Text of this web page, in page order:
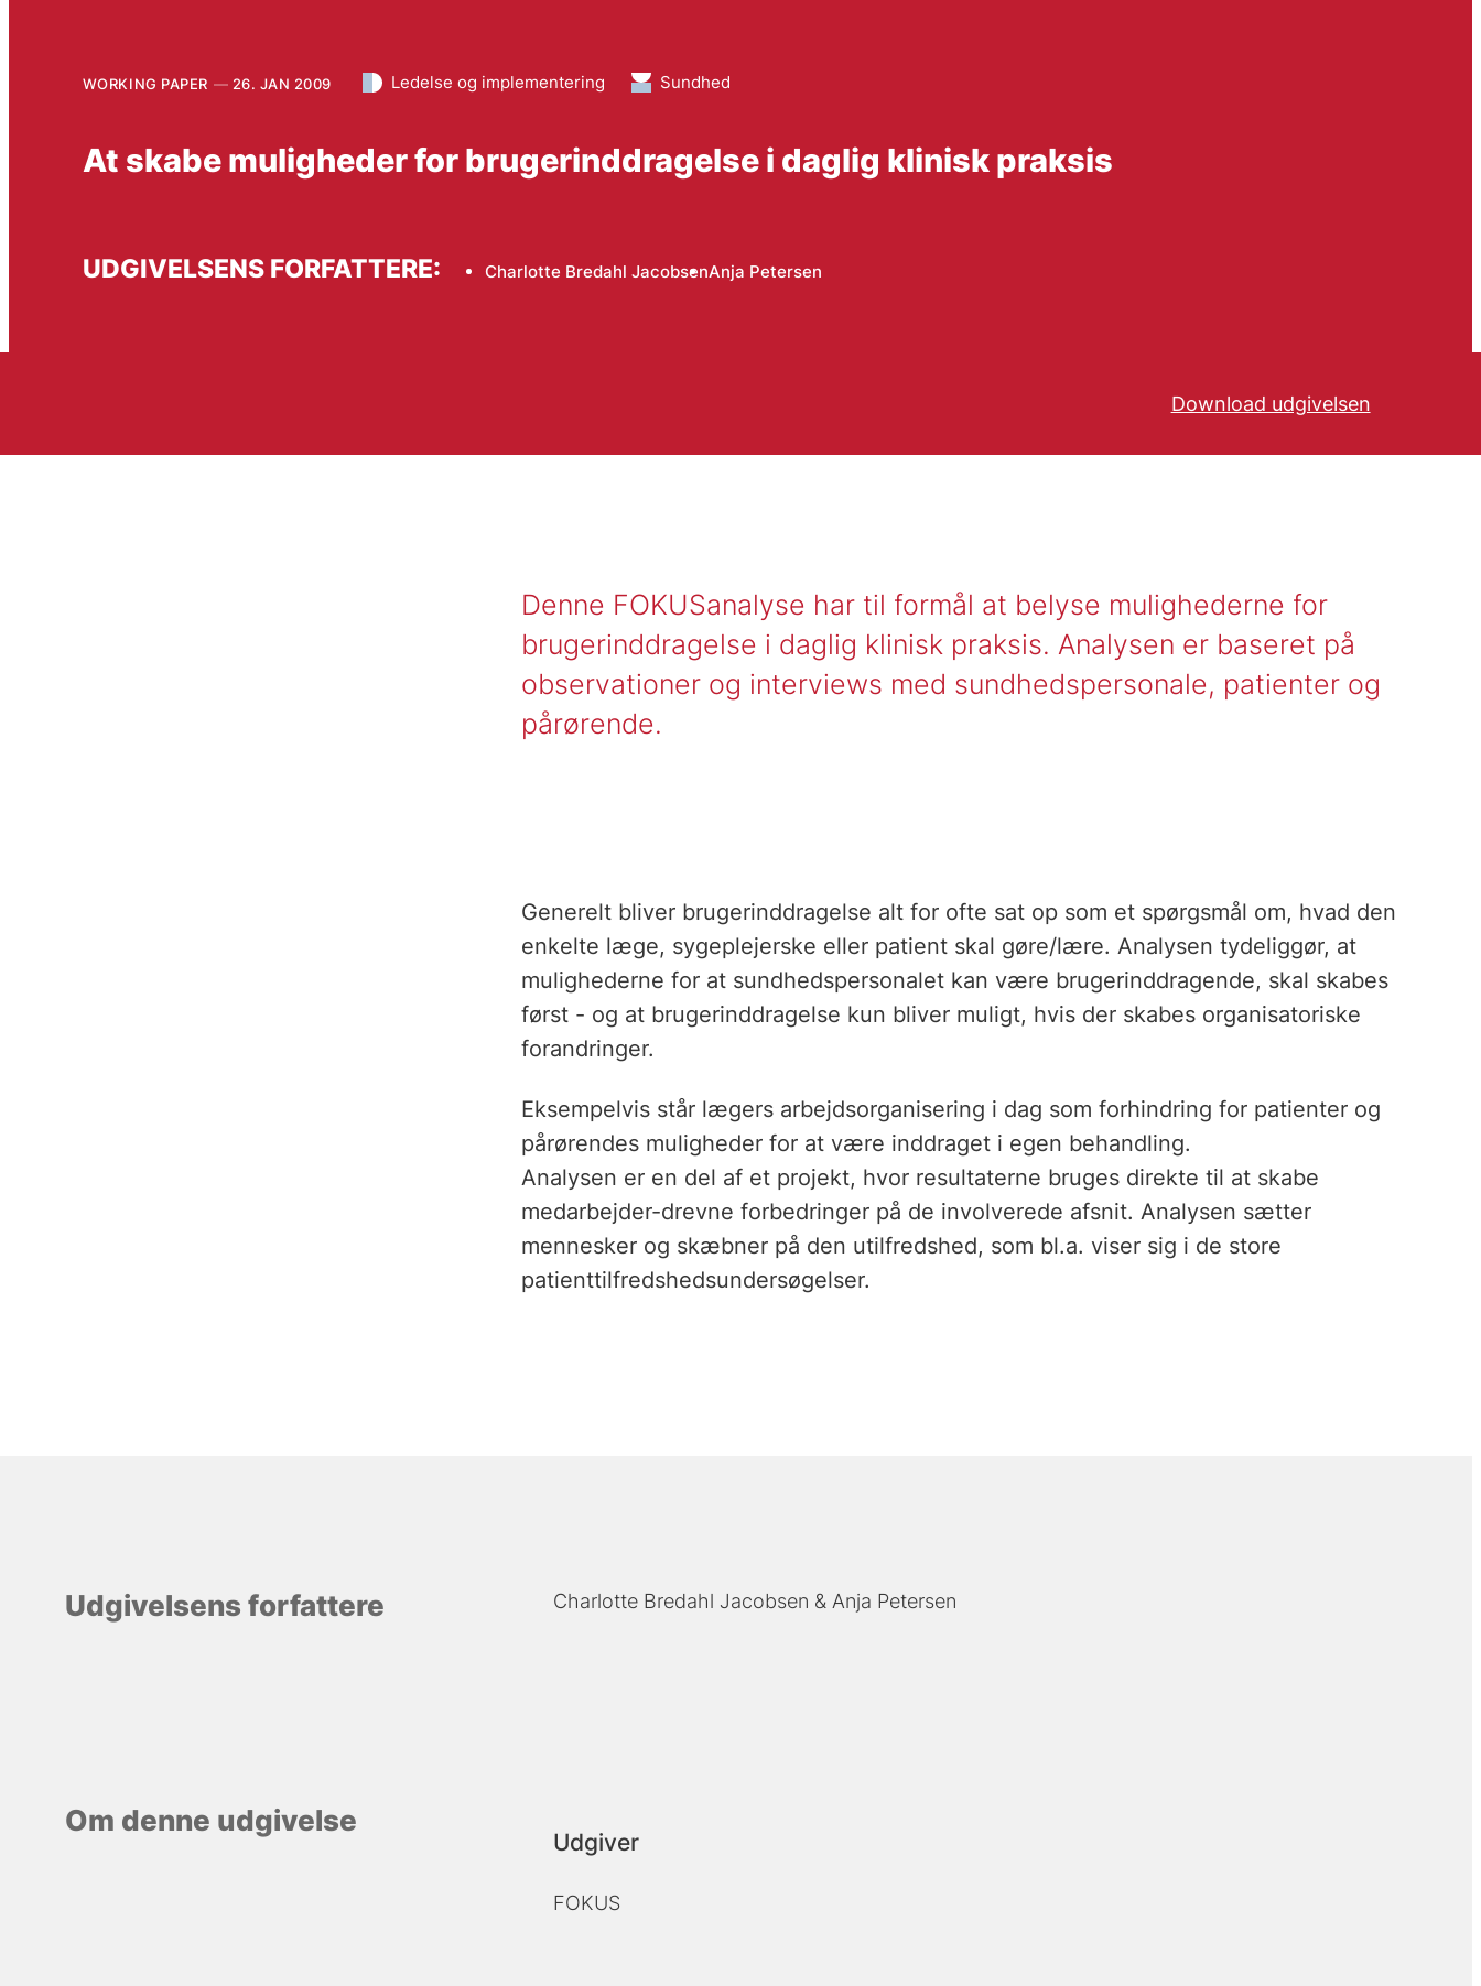
WORKING PAPER 26. JAN 2009 Ledelse og implementering Sundhed
At skabe muligheder for brugerinddragelse i daglig klinisk praksis
UDGIVELSENS FORFATTERE: Charlotte Bredahl JacobsenAnja Petersen
Download udgivelsen
Denne FOKUSanalyse har til formål at belyse mulighederne for
brugerinddragelse i daglig klinisk praksis. Analysen er baseret på
observationer og interviews med sundhedspersonale, patienter og
pårørende.
Generelt bliver brugerinddragelse alt for ofte sat op som et spørgsmål om, hvad den
enkelte læge, sygeplejerske eller patient skal gøre/lære. Analysen tydeliggør, at
mulighederne for at sundhedspersonalet kan være brugerinddragende, skal skabes
først - og at brugerinddragelse kun bliver muligt, hvis der skabes organisatoriske
forandringer.
Eksempelvis står lægers arbejdsorganisering i dag som forhindring for patienter og
pårørendes muligheder for at være inddraget i egen behandling.
Analysen er en del af et projekt, hvor resultaterne bruges direkte til at skabe
medarbejder-drevne forbedringer på de involverede afsnit. Analysen sætter
mennesker og skæbner på den utilfredshed, som bl.a. viser sig i de store
patienttilfredshedsundersøgelser.
Udgivelsens forfattere Charlotte Bredahl Jacobsen Anja Petersen
Om denne udgivelse
Udgiver
FOKUS